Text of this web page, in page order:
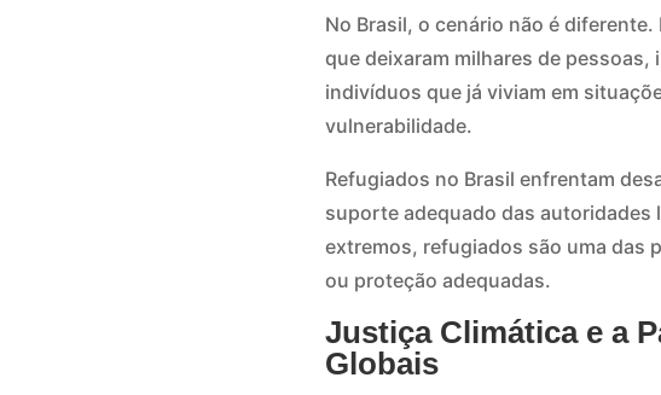
No Brasil, o cenário não é
que deixaram milhares de
indivíduos que já viviam em
vulnerabilidade.
Refugiados no Brasil enfrentam
suporte adequado das autoridades
extremos, refugiados são uma das
ou proteção adequadas.
Justiça Climática e a
Globais